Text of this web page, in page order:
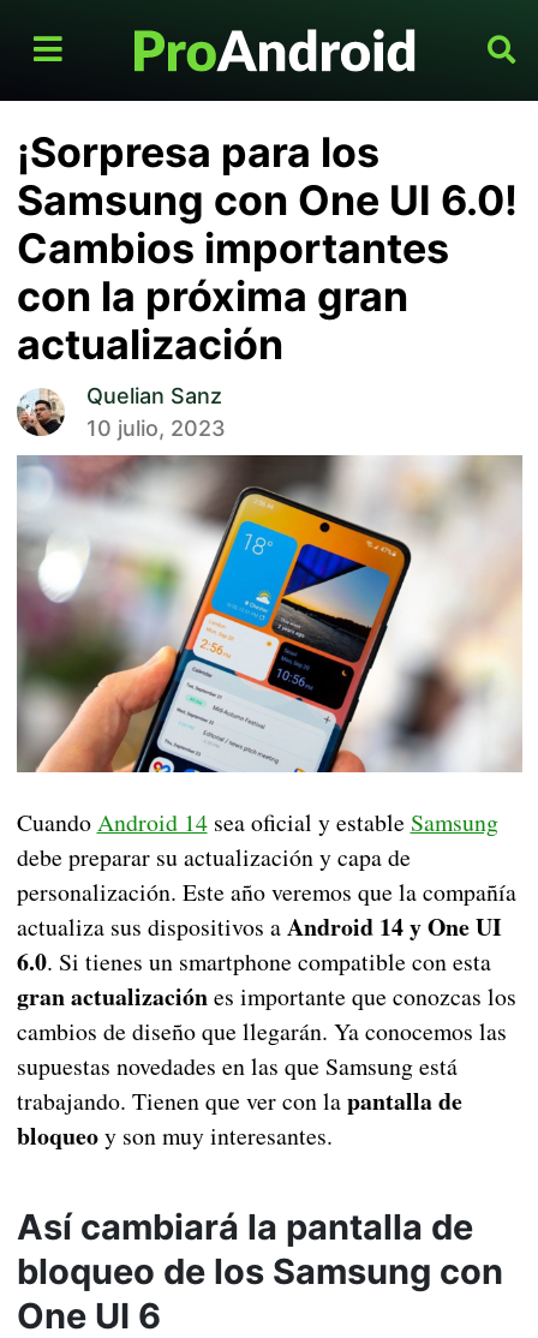
¡Sorpresa para los
Samsung con One UI 6.0!
Cambios importantes
con la próxima gran
actualización
Quelian Sanz
10 julio, 2023
CuandoAndroid 14sea oficial y estable Samsung
debe preparar su actualización y capa de
personalización. Este año veremos que la compañía
actualiza sus dispositivos aAndroid 14 y One UI
6.0. Si tienes un smartphone compatible con esta
gran actualizaciónes importante que conozcas los
cambios de diseño que llegarán. Ya conocemos las
supuestas novedades en las que Samsung está
trabajando. Tienen que ver con lapantalla de
bloqueoy son muy interesantes.
Así cambiará la pantalla de
bloqueo de los Samsung con
One UI 6